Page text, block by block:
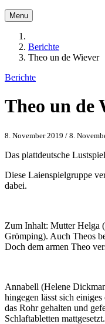
Menu
Berichte
Theo un de Wiever
Berichte
Theo un de
8. November 2019 / 8.
Das plattdeutsche
Diese Laienspielgruppe
dabei.
Zum Inhalt: Mutter Helga
Grömping). Auch Theos
Doch dem armen Theo
Annabell (Helene
hingegen lässt sich
das Rohr gehalten und
Schlaftabletten